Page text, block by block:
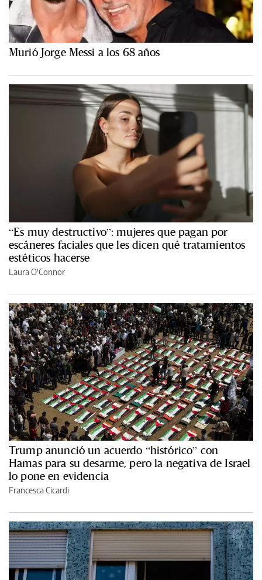
Murió Jorge Messi a los 68 años
“Es muy destructivo”: mujeres que pagan por
escáneres faciales que les dicen qué tratamientos
estéticos hacerse
Laura O'Connor
Trump anunció un acuerdo “histórico” con
Hamas para su desarme, pero la negativa de Israel
lo pone en evidencia
Francesca Cicardi